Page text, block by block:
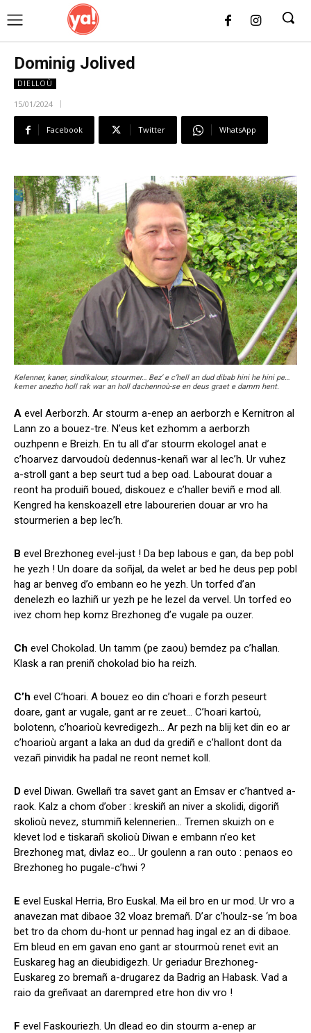
Dominig Jolived
DIELLOÙ
15/01/2024
Facebook Twitter WhatsApp
Kelenner, kaner, sindikalour, stourmer… Bez’ e c’hell an dud dibab hini he hini pe…
kemer anezho holl rak war an holl dachennoù-se en deus graet e damm hent.
A evel Aerborzh. Ar stourm a-enep an aerborzh e Kernitron al
Lann zo a bouez-tre. N’eus ket ezhomm a aerborzh
ouzhpenn e Breizh. En tu all d’ar stourm ekologel anat e
c’hoarvez darvoudoù dedennus-kenañ war al lec’h. Ur vuhez
a-stroll gant a bep seurt tud a bep oad. Labourat douar a
reont ha produiñ boued, diskouez e c’haller beviñ e mod all.
Kengred ha kenskoazell etre labourerien douar ar vro ha
stourmerien a bep lec’h.
B evel Brezhoneg evel-just ! Da bep labous e gan, da bep pobl
he yezh ! Un doare da soñjal, da welet ar bed he deus pep pobl
hag ar benveg d’o embann eo he yezh. Un torfed d’an
denelezh eo lazhiñ ur yezh pe he lezel da vervel. Un torfed eo
ivez chom hep komz Brezhoneg d’e vugale pa ouzer.
Ch evel Chokolad. Un tamm (pe zaou) bemdez pa c’hallan.
Klask a ran preniñ chokolad bio ha reizh.
C’h evel C’hoari. A bouez eo din c’hoari e forzh peseurt
doare, gant ar vugale, gant ar re zeuet… C’hoari kartoù,
bolotenn, c’hoarioù kevredigezh… Ar pezh na blij ket din eo ar
c’hoarioù argant a laka an dud da grediñ e c’hallont dont da
vezañ pinvidik ha padal ne reont nemet koll.
D evel Diwan. Gwellañ tra savet gant an Emsav er c’hantved a-
raok. Kalz a chom d’ober : kreskiñ an niver a skolidi, digoriñ
skolioù nevez, stummiñ kelennerien… Tremen skuizh on e
klevet lod e tiskarañ skolioù Diwan e embann n’eo ket
Brezhoneg mat, divlaz eo… Ur goulenn a ran outo : penaos eo
Brezhoneg ho pugale-c’hwi ?
E evel Euskal Herria, Bro Euskal. Ma eil bro en ur mod. Ur vro a
anavezan mat dibaoe 32 vloaz bremañ. D’ar c’houlz-se ‘m boa
bet tro da chom du-hont ur pennad hag ingal ez an di dibaoe.
Em bleud en em gavan eno gant ar stourmoù renet evit an
Euskareg hag an dieubidigezh. Ur geriadur Brezhoneg-
Euskareg zo bremañ a-drugarez da Badrig an Habask. Vad a
raio da greñvaat an darempred etre hon div vro !
F evel Faskouriezh. Un dlead eo din stourm a-enep ar